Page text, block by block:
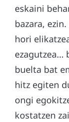
eskaini
bazara,
hori
ezagutzea…
buelta bat
hitz egiten
ongi
kostatzen